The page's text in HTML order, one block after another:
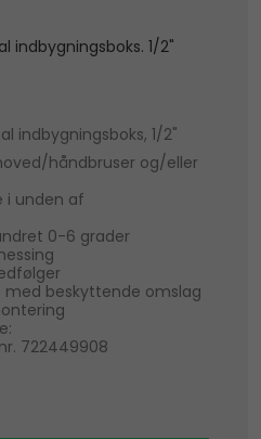
indbygningsboks. 1/2"
indbygningsboks, 1/2"
håndbruser og/eller
i unden af
0-6 grader
med beskyttende omslag
722449908